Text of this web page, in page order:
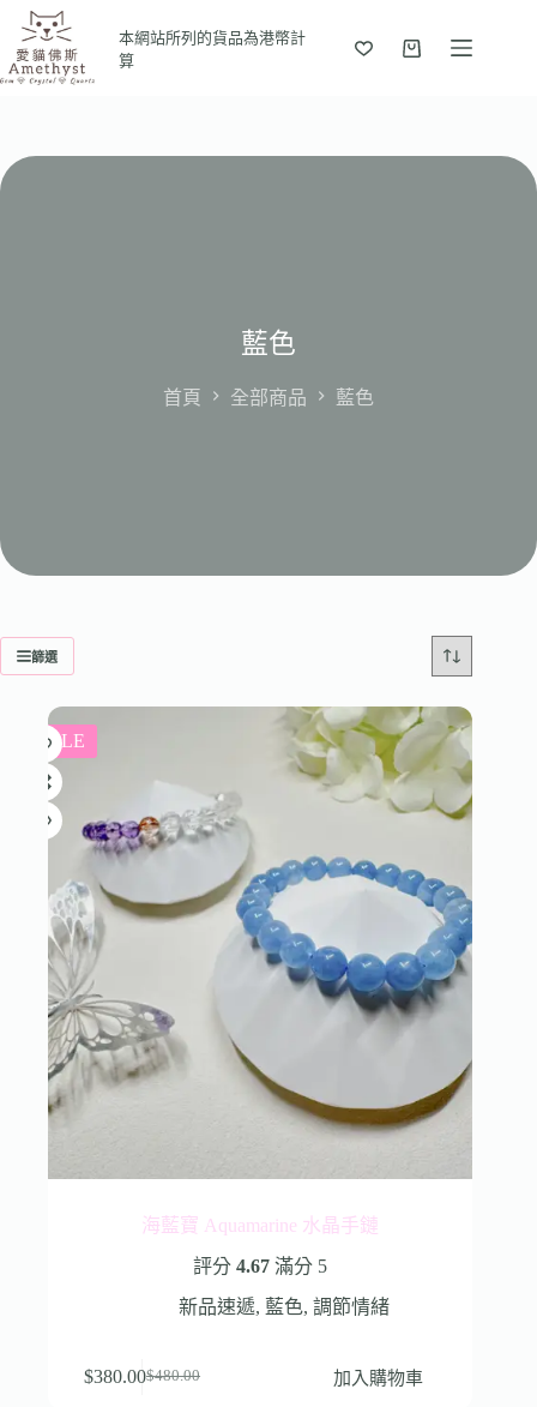
本網站所列的貨品為港幣計
算
藍色
首頁 全部商品 藍色
篩選
SALE
海藍寶 Aquamarine 水晶手鏈
評分4.67 滿分 5
新品速遞, 藍色,調節情緒
$480.00
$380.00 加入購物車